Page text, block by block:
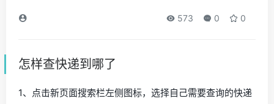
573 0 0
怎样查快递到哪了
1、点击新页面搜索栏左侧图标，选择自己需要查询的快递